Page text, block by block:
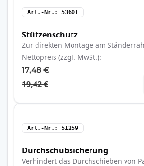
Art.-Nr. 53601
Stützenschutz
Zur direkten Montage am
Nettopreis (zzgl. MwSt.)
17,48 €
19,42 €
Art.-Nr. 51259
Durchschubsicherung
Verhindert das Durchschieben von